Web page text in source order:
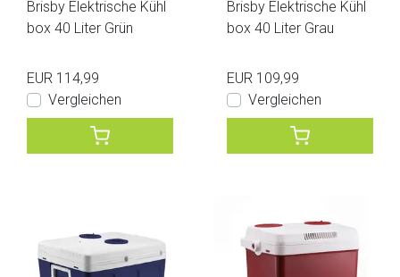
Brisby Elektrische Kühl
box 40 Liter Grün
EUR 114,99
Vergleichen
Brisby Elektrische Kühl
box 40 Liter Grau
EUR 109,99
Vergleichen